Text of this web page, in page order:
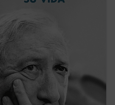
sociedad aparentemente cristiana,
el ... (ver ficha)